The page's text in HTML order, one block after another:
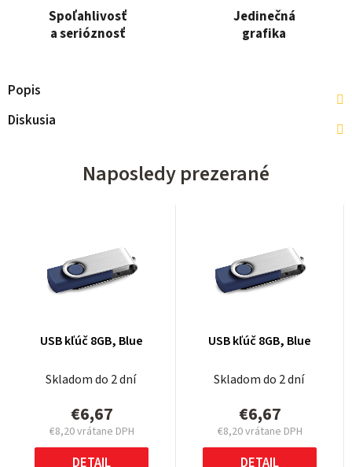
Spoľahlivosť
a serióznosť
Jedinečná
grafika
Popis
Diskusia
Naposledy prezerané
USB kľúč 8GB, Blue
Skladom do 2 dní
€6,67
€8,20 vrátane DPH
Jednotková
cena:
USB kľúč 8GB, Blue
Skladom do 2 dní
€6,67
€8,20 vrátane DPH
Jednotková
cena: